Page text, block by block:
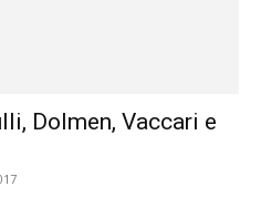
Dolmen, Vaccari e